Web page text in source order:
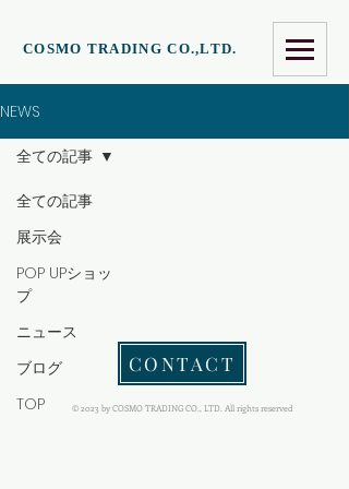
COSMO TRADING CO.,LTD.
NEWS
全ての記事
展示会
POP UPショッ
プ
ニュース
ブログ
TOP
全ての記事
CONTACT
© 2023 by COSMO TRADING CO., LTD. All rights reserved